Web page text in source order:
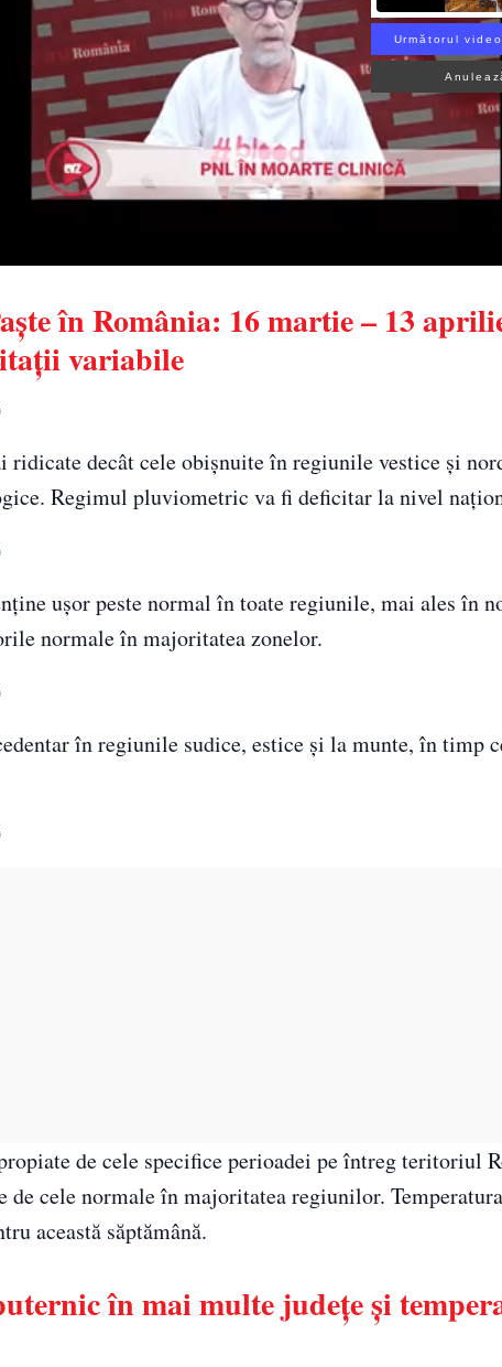
Următorul
în România: 16 martie – 13
variabile
decât cele obișnuite în regiunile vestice și
Regimul pluviometric va fi deficitar la nivel
ușor peste normal în toate regiunile, mai ales în
normale în majoritatea zonelor.
în regiunile sudice, estice și la munte, în timp
de cele specifice perioadei pe întreg teritoriul
de cele normale în majoritatea regiunilor.
această săptămână.
în mai multe județe și